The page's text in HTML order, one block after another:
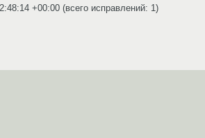
+00:00 (всего исправлений: 1)